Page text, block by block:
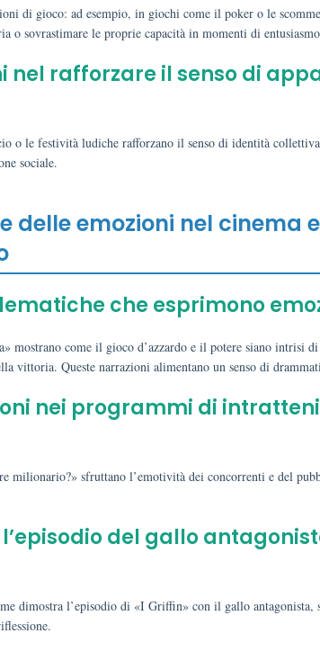
di gioco: ad esempio, in giochi come il poker o le
o sovrastimare le proprie capacità in momenti di
nel rafforzare il senso di
o le festività ludiche rafforzano il senso di identità
sociale.
delle emozioni nel cinema
che esprimono
mostrano come il gioco d’azzardo e il potere siano intrisi
vittoria. Queste narrazioni alimentano un senso di
nei programmi di
milionario?» sfruttano l’emotività dei concorrenti e del
l’episodio del gallo
dimostra l’episodio di «I Griffin» con il gallo antagonista,